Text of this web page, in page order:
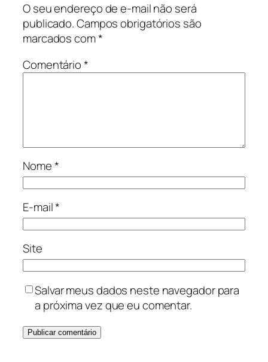
O seu endereço de e-mail não será
publicado.Campos obrigatórios são
marcados com*
Comentário*
Nome*
E-mail*
Site
Salvar meus dados neste navegador para
a próxima vez que eu comentar.